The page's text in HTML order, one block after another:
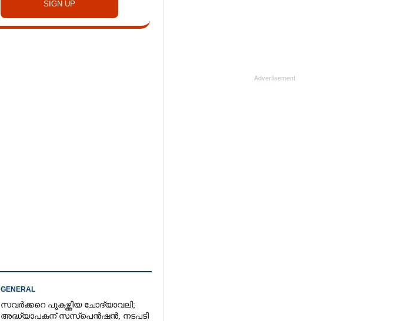
GENERAL
സവർക്കറെ പുകഴ്ത്തിയ ചോദ്യാവലി;
അദ്ധ്യാപകന് സസ്‌പെൻഷൻ, നടപടി
Advertisement